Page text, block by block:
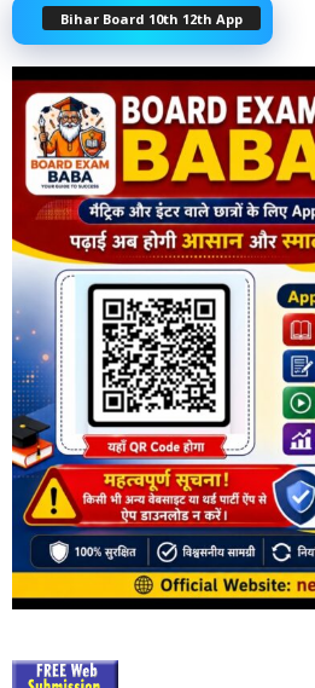
Bihar Board 10th 12th App